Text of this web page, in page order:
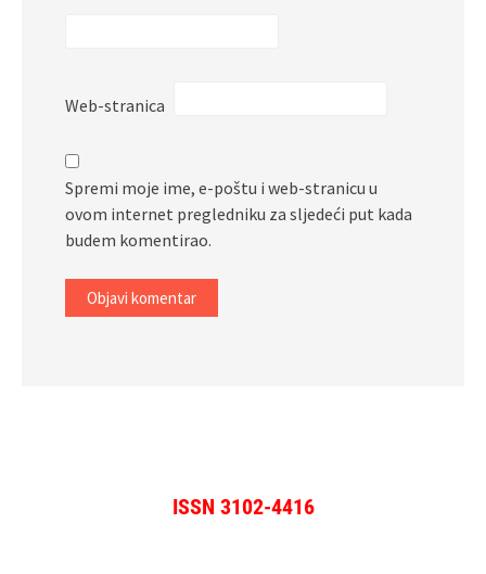
Web-stranica
Spremi moje ime, e-poštu i web-stranicu u
ovom internet pregledniku za sljedeći put kada
budem komentirao.
ISSN 3102-4416